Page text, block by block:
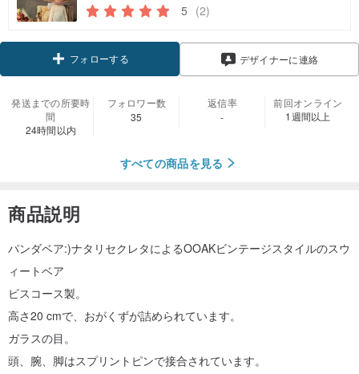
5 (2)
フォローする デザイナーに連絡
発送までの所要時
間
24時間以内
フォロワー数
35
返信率
-
前回オンライン
1週間以上
すべての商品を見る
商品説明
パンダベア:)ナタリセクレタによるOOAKビンテージスタイルのスウ
ィートベア
ビスコース製。
高さ20 cmで、おがくずが詰められています。
ガラスの目。
頭、腕、脚はスプリントピンで接合されています。